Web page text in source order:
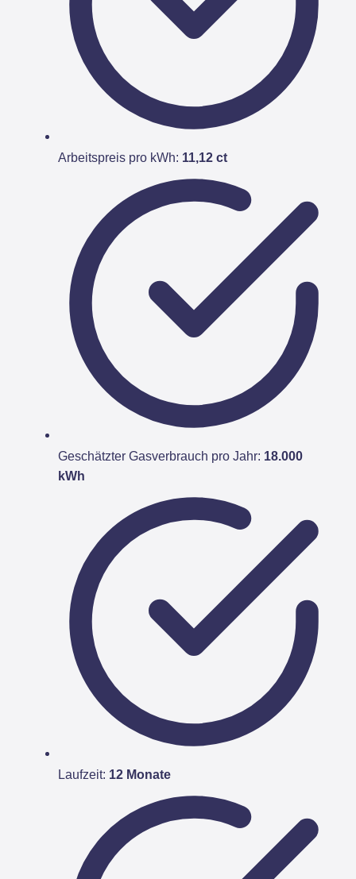
Arbeitspreis pro kWh: 11,12 ct
Geschätzter Gasverbrauch pro Jahr: 18.000
kWh
Laufzeit: 12 Monate